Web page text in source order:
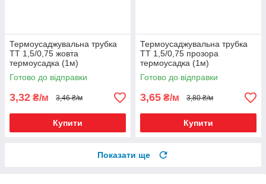
Термоусаджувальна трубка
ТТ 1,5/0,75 жовта
термоусадка (1м)
Готово до відправки
3,32 ₴/м 3,46 ₴/м
Купити
Термоусаджувальна трубка
ТТ 1,5/0,75 прозора
термоусадка (1м)
Готово до відправки
3,65 ₴/м 3,80 ₴/м
Купити
Показати ще